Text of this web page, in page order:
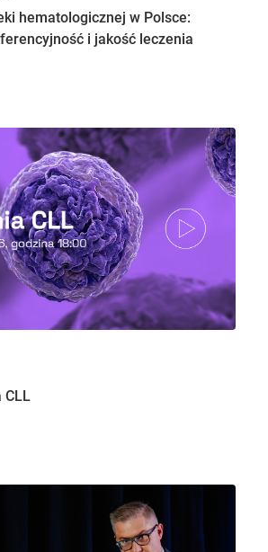
hematologicznej w Polsce:
i jakość leczenia
CLL